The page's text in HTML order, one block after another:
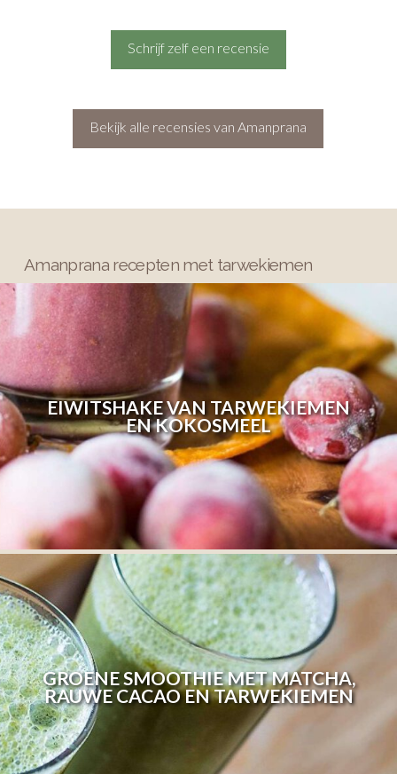
Schrijf zelf een recensie
Bekijk alle recensies van Amanprana
Amanprana recepten met tarwekiemen
EIWITSHAKE VAN TARWEKIEMEN
EN KOKOSMEEL
GROENE SMOOTHIE MET MATCHA,
RAUWE CACAO EN TARWEKIEMEN